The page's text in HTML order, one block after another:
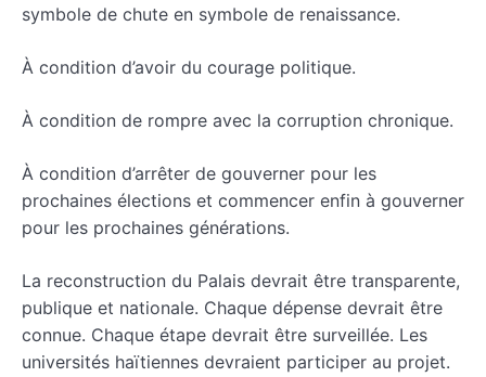
symbole de chute en symbole de renaissance.
À condition d’avoir du courage politique.
À condition de rompre avec la corruption chronique.
À condition d’arrêter de gouverner pour les
prochaines élections et commencer enfin à gouverner
pour les prochaines générations.
La reconstruction du Palais devrait être transparente,
publique et nationale. Chaque dépense devrait être
connue. Chaque étape devrait être surveillée. Les
universités haïtiennes devraient participer au projet.